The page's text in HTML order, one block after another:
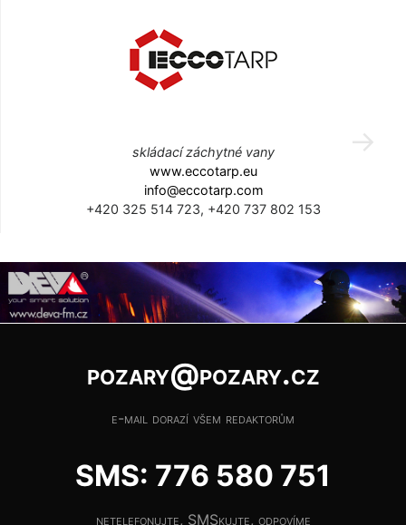
skládací záchytné vany
www.eccotarp.eu
info@eccotarp.com
+420 325 514 723, +420 737 802 153
pozary@pozary.cz
e-mail dorazí všem redaktorům
SMS: 776 580 751
netelefonujte, SMSkujte, odpovíme